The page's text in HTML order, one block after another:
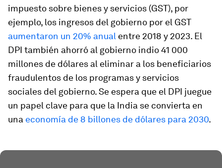
impuesto sobre bienes y servicios (GST), por
ejemplo, los ingresos del gobierno por el GST
aumentaron un 20% anual entre 2018 y 2023. El
DPI también ahorró al gobierno indio 41 000
millones de dólares al eliminar a los beneficiarios
fraudulentos de los programas y servicios
sociales del gobierno. Se espera que el DPI juegue
un papel clave para que la India se convierta en
una economía de 8 billones de dólares para 2030.